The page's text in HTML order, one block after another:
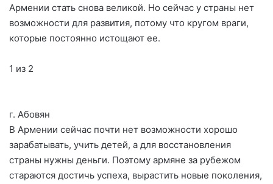
Армении стать снова великой. Но сейчас у страны нет
возможности для развития, потому что кругом враги,
которые постоянно истощают ее.
1 из 2
г. Абовян
В Армении сейчас почти нет возможности хорошо
зарабатывать, учить детей, а для восстановления
страны нужны деньги. Поэтому армяне за рубежом
стараются достичь успеха, вырастить новые поколения,